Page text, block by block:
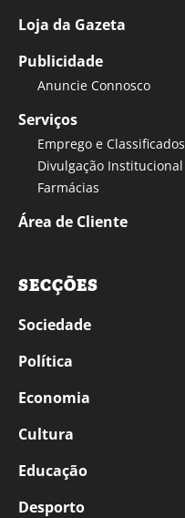
Loja da Gazeta
Publicidade
Anuncie Connosco
Serviços
Emprego e Classificados
Divulgação Institucional
Farmácias
Área de Cliente
SECÇÕES
Sociedade
Política
Economia
Cultura
Educação
Desporto